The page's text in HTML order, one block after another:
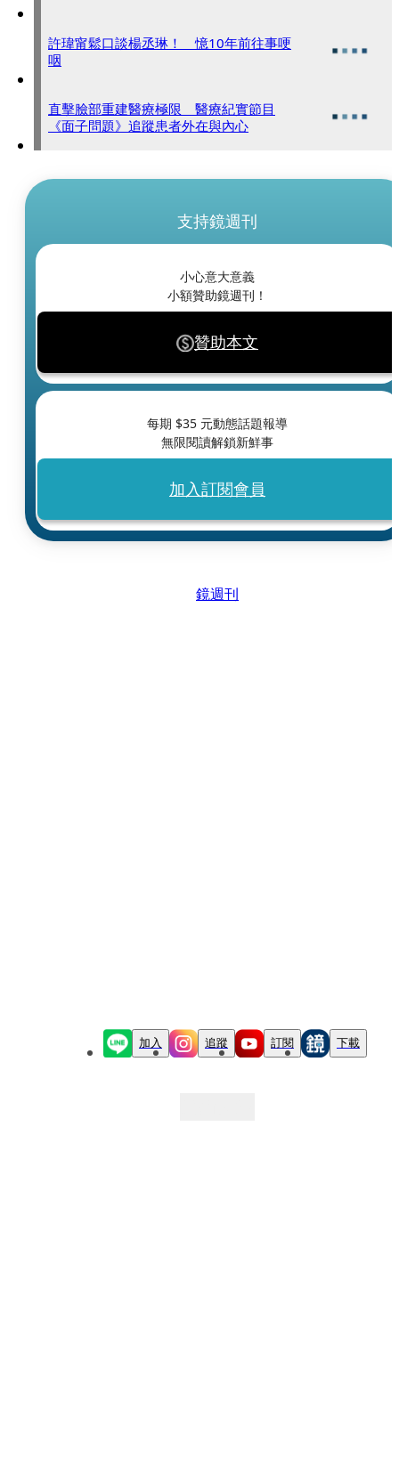
許瑋甯鬆口談楊丞琳！ 憶10年前往事哽
咽
直擊臉部重建醫療極限 醫療紀實節目
《面子問題》追蹤患者外在與內心
支持鏡週刊
小心意大意義
小額贊助鏡週刊！
贊助本文
每期 $35 元動態話題報導
無限閱讀解鎖新鮮事
加入訂閱會員
鏡週刊
加入 追蹤 訂閱 下載